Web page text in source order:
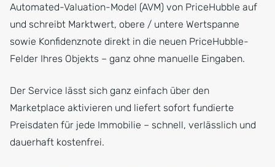
Automated-Valuation-Model (AVM) von PriceHubble auf
und schreibt Marktwert, obere / untere Wertspanne
sowie Konfidenznote direkt in die neuen PriceHubble-
Felder Ihres Objekts – ganz ohne manuelle Eingaben.
Der Service lässt sich ganz einfach über den
Marketplace aktivieren und liefert sofort fundierte
Preisdaten für jede Immobilie – schnell, verlässlich und
dauerhaft kostenfrei.